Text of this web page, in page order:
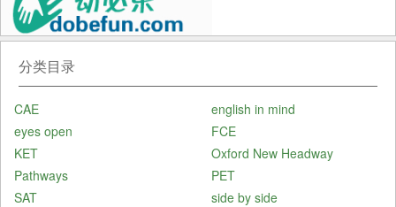
分类目录
CAE
english in mind
eyes open
FCE
KET
Oxford New Headway
Pathways
PET
SAT
side by side